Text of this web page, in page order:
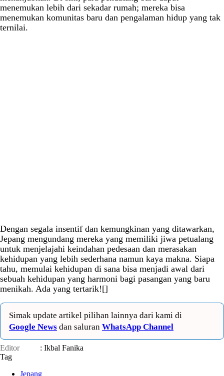
menemukan lebih dari sekadar rumah; mereka bisa
menemukan komunitas baru dan pengalaman hidup yang tak
ternilai.
Dengan segala insentif dan kemungkinan yang ditawarkan,
Jepang mengundang mereka yang memiliki jiwa petualang
untuk menjelajahi keindahan pedesaan dan merasakan
kehidupan yang lebih sederhana namun kaya makna. Siapa
tahu, memulai kehidupan di sana bisa menjadi awal dari
sebuah kehidupan yang harmoni bagi pasangan yang baru
menikah. Ada yang tertarik![]
Simak update artikel pilihan lainnya dari kami di
Google News dan saluran WhatsApp Channel
Editor
: Ikbal Fanika
Tag
Jepang